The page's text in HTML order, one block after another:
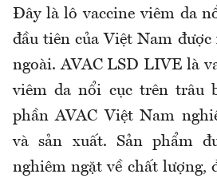
Đây là lô vaccine viêm da
đầu tiên của Việt Nam
ngoài. AVAC LSD LIVE là
viêm da nổi cục trên trâu
phần AVAC Việt Nam
và sản xuất. Sản phẩm
nghiêm ngặt về chất lượng,